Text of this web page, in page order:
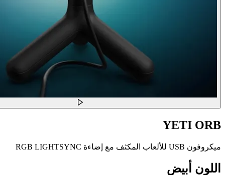
YETI ORB
ميكروفون USB للألعاب المكثف مع إضاءة RGB LIGHTSYNC
اللون أبيض